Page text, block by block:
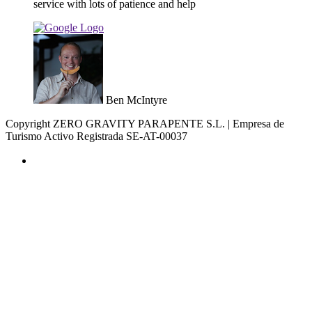
service with lots of patience and help
Ben McIntyre
Copyright ZERO GRAVITY PARAPENTE S.L. | Empresa de
Turismo Activo Registrada SE-AT-00037